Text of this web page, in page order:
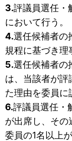
3.評議員選任・
において行う。
4.選任候補者の
規程に基づき理
5.選任候補者の
は、当該者が評
た理由を委員に
6.評議員選任・
が出席し、その
委員の1名以上